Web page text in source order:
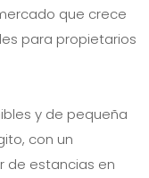
que crece
para propietarios
y de pequeña
con un
de estancias en